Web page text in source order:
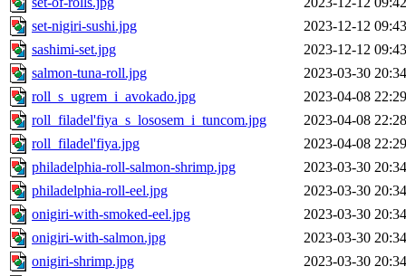
set-nigiri-sushi.jpg
2023-12-12 09:43
sashimi-set.jpg
2023-12-12 09:43
salmon-tuna-roll.jpg
2023-03-30 20:34
roll_s_ugrem_i_avokado.jpg
2023-04-08 22:29
roll_filadel'fiya_s_lososem_i_tuncom.jpg
2023-04-08 22:28
roll_filadel'fiya.jpg
2023-04-08 22:29
philadelphia-roll-salmon-shrimp.jpg
2023-03-30 20:34
philadelphia-roll-eel.jpg
2023-03-30 20:34
onigiri-with-smoked-eel.jpg
2023-03-30 20:34
onigiri-with-salmon.jpg
2023-03-30 20:34
onigiri-shrimp.jpg
2023-03-30 20:34